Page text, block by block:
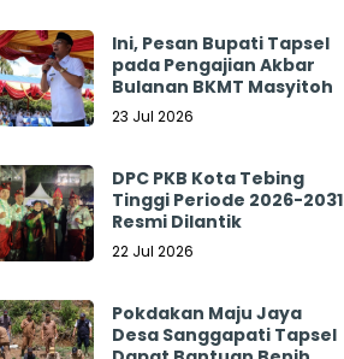
Ini, Pesan Bupati Tapsel
pada Pengajian Akbar
Bulanan BKMT Masyitoh
23 Jul 2026
DPC PKB Kota Tebing
Tinggi Periode 2026-2031
Resmi Dilantik
22 Jul 2026
Pokdakan Maju Jaya
Desa Sanggapati Tapsel